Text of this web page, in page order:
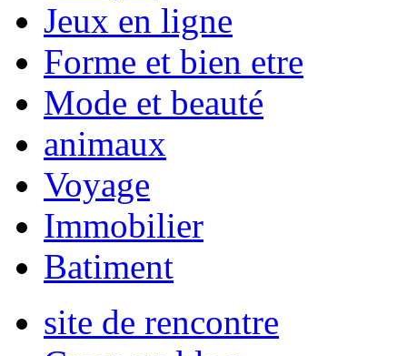
Jeux en ligne
Forme et bien etre
Mode et beauté
animaux
Voyage
Immobilier
Batiment
site de rencontre